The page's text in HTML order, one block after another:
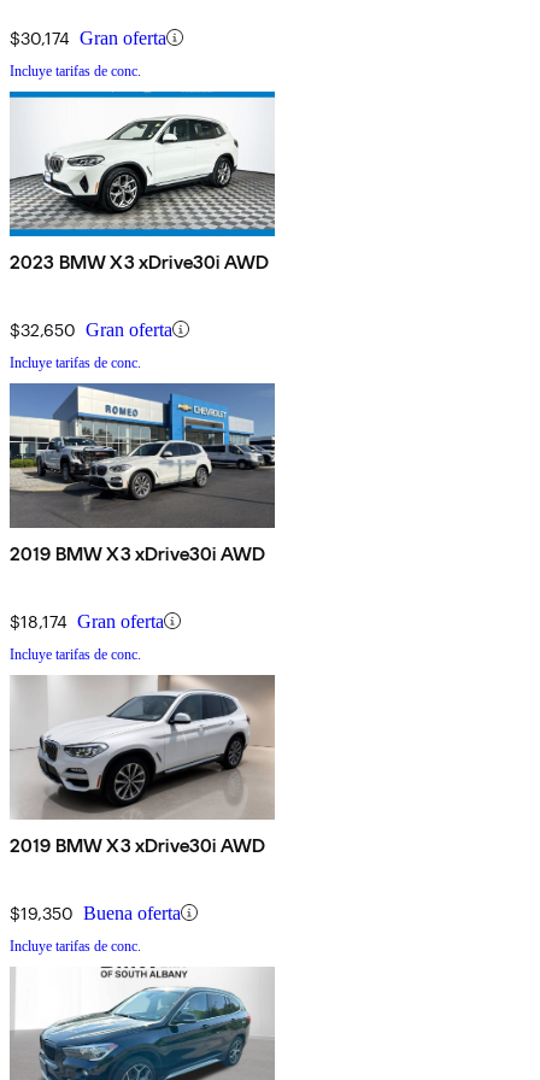
$30,174 Gran oferta
Incluye tarifas de conc.
2023 BMW X3 xDrive30i AWD
$32,650 Gran oferta
Incluye tarifas de conc.
2019 BMW X3 xDrive30i AWD
$18,174 Gran oferta
Incluye tarifas de conc.
2019 BMW X3 xDrive30i AWD
$19,350 Buena oferta
Incluye tarifas de conc.